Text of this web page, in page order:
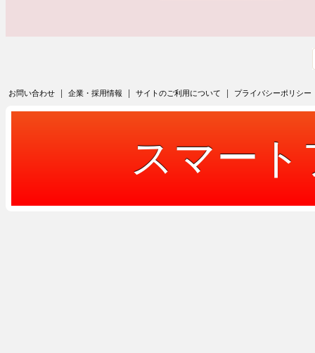
お問い合わせ | 企業・採用情報 | サイトのご利用について | プライバシーポリシー
スマート